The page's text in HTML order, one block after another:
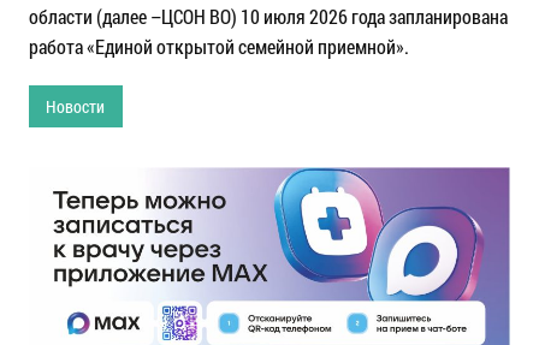
области (далее –ЦСОН ВО) 10 июля 2026 года запланирована
работа «Единой открытой семейной приемной».
Новости